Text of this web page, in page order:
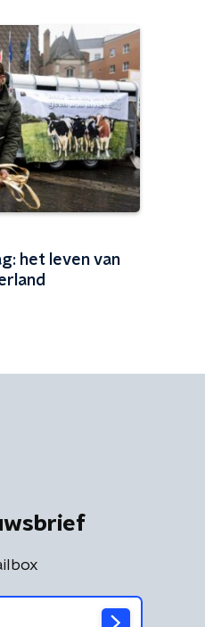
het leven van